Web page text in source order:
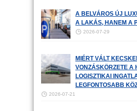
A BELVÁROS ÚJ
A LAKÁS, HANEM A
2026-07-29
MIÉRT VÁLT
VONZÁSKÖRZETE A
LOGISZTIKAI
LEGFONTOSABB
2026-07-21